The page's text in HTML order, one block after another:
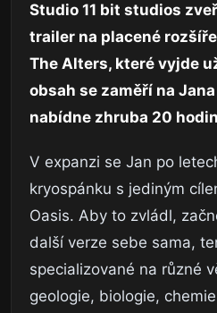
Studio 11 bit studios
trailer na placené
The Alters, které vyjde
obsah se zaměří na
nabídne zhruba 20
V expanzi se Jan po
kryospánku s jediným
Oasis. Aby to zvládl,
další verze sebe sama,
specializované na různé
geologie, biologie,